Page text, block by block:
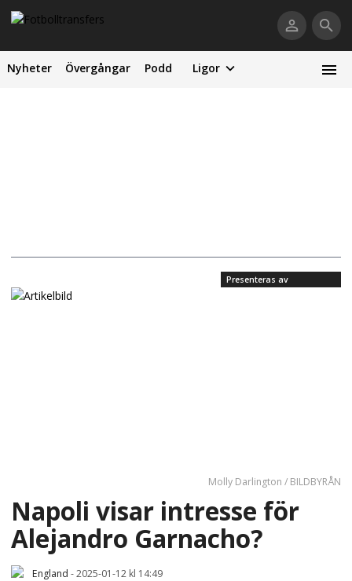
Nyheter Övergångar Podd Ligor
Presenteras av
Molly Darlington / BILDBYRÅN
Napoli visar intresse för
Alejandro Garnacho?
England -2025-01-12 kl 14:49